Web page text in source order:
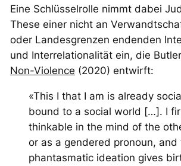
Eine Schlüsselrolle nimmt dabei
These einer nicht an
oder Landesgrenzen endenden
und Interrelationalität ein, die
Non-Violence (2020) entwirft:
«This I that I am is already
bound to a social world […]. I
thinkable in the mind of the
or as a gendered pronoun, and
phantasmatic ideation gives